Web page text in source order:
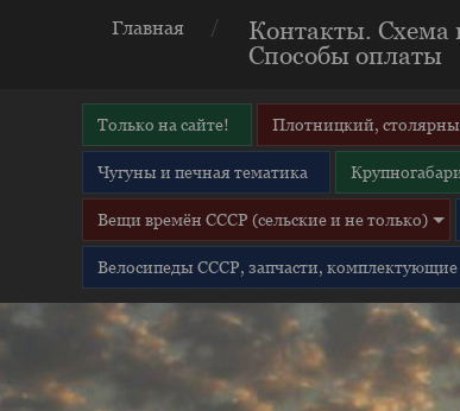
Главная
Контакты. Схема
Способы оплаты
Только на сайте! Плотницкий,
Чугуны и печная тематика
Вещи времён СССР (сельские и не только)
Велосипеды СССР, запчасти, комплектующие